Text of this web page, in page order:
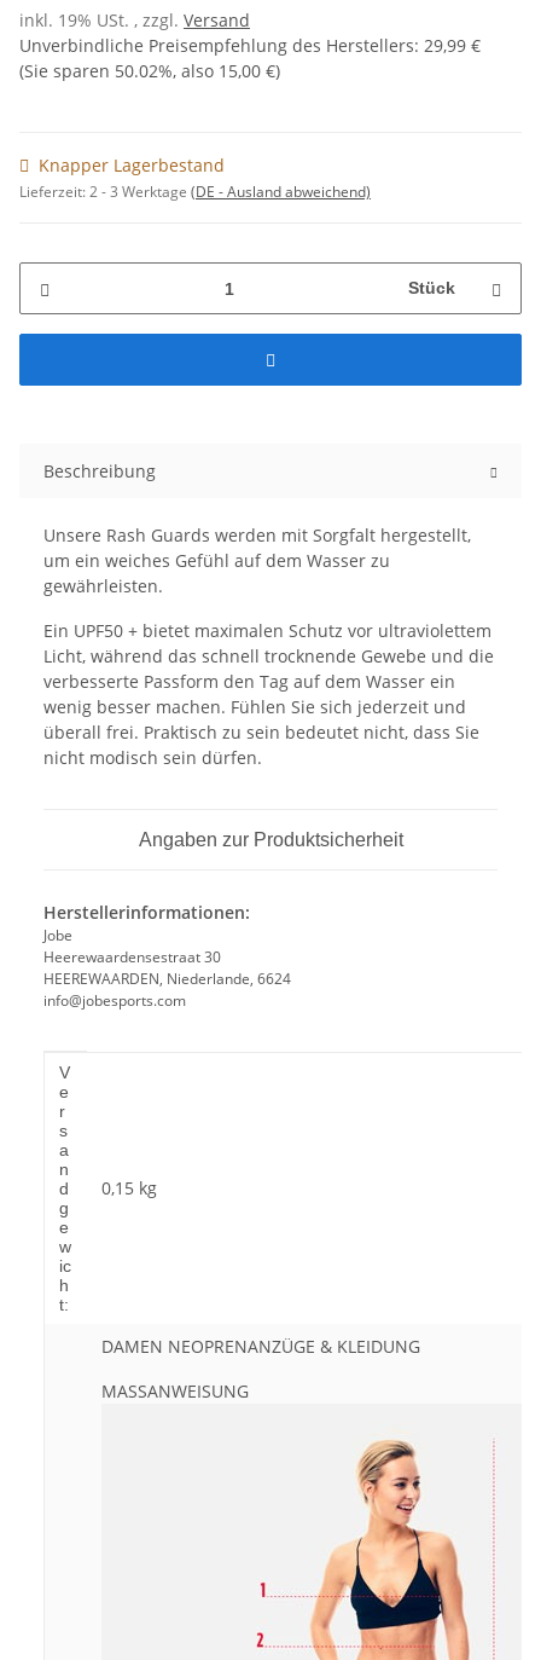
inkl. 19% USt. , zzgl. Versand
Unverbindliche Preisempfehlung des Herstellers: 29,99 €
(Sie sparen 50.02%, also 15,00 €)
Knapper Lagerbestand
Lieferzeit:2 - 3 Werktage (DE - Ausland abweichend)
Stück
Beschreibung
Unsere Rash Guards werden mit Sorgfalt hergestellt,
um ein weiches Gefühl auf dem Wasser zu
gewährleisten.
Ein UPF50 + bietet maximalen Schutz vor ultraviolettem
Licht, während das schnell trocknende Gewebe und die
verbesserte Passform den Tag auf dem Wasser ein
wenig besser machen. Fühlen Sie sich jederzeit und
überall frei. Praktisch zu sein bedeutet nicht, dass Sie
nicht modisch sein dürfen.
Angaben zur Produktsicherheit
Herstellerinformationen:
Jobe
Heerewaardensestraat 30
HEEREWAARDEN, Niederlande, 6624
info@jobesports.com
Produkteigenschaft
Wert
V
e
r
s
a
n
d
g
e
w
ic
h
t:
0,15 kg
DAMEN NEOPRENANZÜGE & KLEIDUNG
MASSANWEISUNG